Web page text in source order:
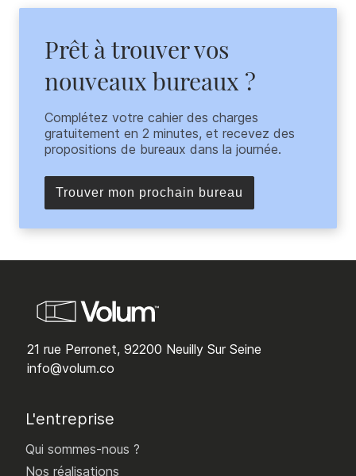
Prêt à trouver vos
nouveaux bureaux ?
Complétez votre cahier des charges
gratuitement en 2 minutes, et recevez des
propositions de bureaux dans la journée.
Trouver mon prochain bureau
21 rue Perronet, 92200 Neuilly Sur Seine
info@volum.co
L'entreprise
Qui sommes-nous ?
Nos réalisations